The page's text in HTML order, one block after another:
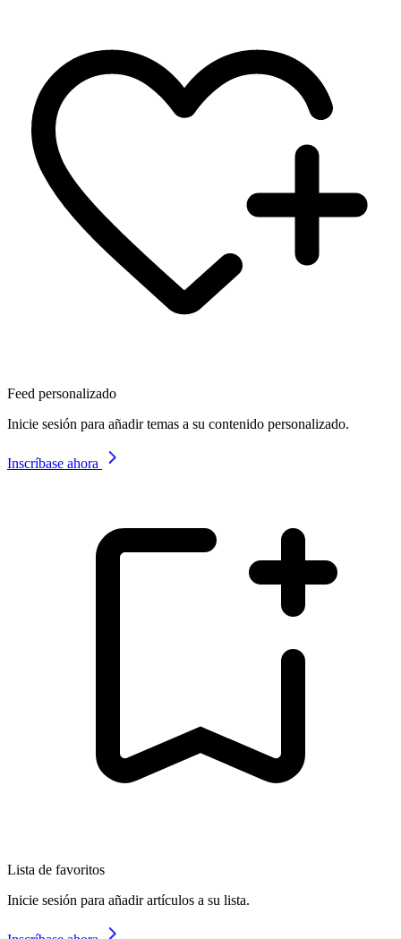
Feed personalizado
Inicie sesión para añadir temas a su contenido personalizado.
Inscríbase ahora
Lista de favoritos
Inicie sesión para añadir artículos a su lista.